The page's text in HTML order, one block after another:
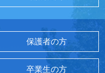
保護者の方
卒業生の方